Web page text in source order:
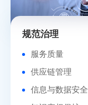
规范治理
服务质量
供应链管理
信息与数据安全